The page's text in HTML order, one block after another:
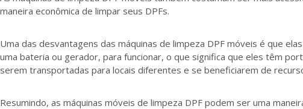
maneira econômica de limpar seus DPFs.
Uma das desvantagens das máquinas de limpeza DPF móveis é que
uma bateria ou gerador, para funcionar, o que significa que eles têm
serem transportadas para locais diferentes e se beneficiarem de
Resumindo, as máquinas móveis de limpeza DPF podem ser uma